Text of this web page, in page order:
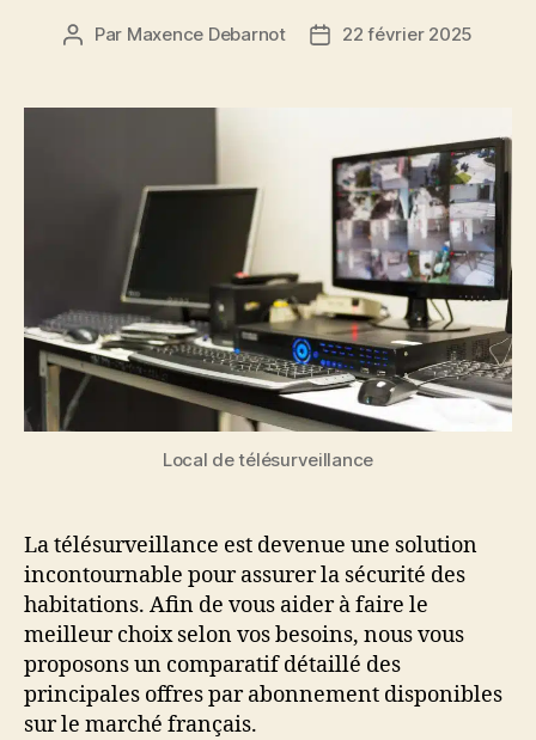
Auteur
Par Maxence Debarnot
Date22 février 2025
Local de télésurveillance
La télésurveillance est devenue une solution
incontournable pour assurer la sécurité des
habitations. Afin de vous aider à faire le
meilleur choix selon vos besoins, nous vous
proposons un comparatif détaillé des
principales offres par abonnement disponibles
sur le marché français.